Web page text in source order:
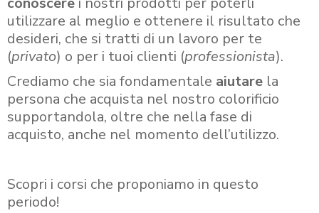
utilizzare al meglio e ottenere il risultato che
desideri, che si tratti di un lavoro per te
(privato) o per i tuoi clienti (professionista).
Crediamo che sia fondamentale aiutare la
persona che acquista nel nostro colorificio
supportandola, oltre che nella fase di
acquisto, anche nel momento dell’utilizzo.
Scopri i corsi che proponiamo in questo
periodo!